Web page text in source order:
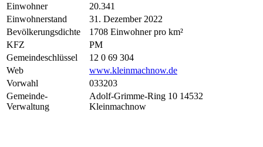
Einwohner
20.341
Einwohnerstand
31. Dezember 2022
Bevölkerungsdichte
1708 Einwohner pro km²
KFZ
PM
Gemeindeschlüssel
12 0 69 304
Web
www.kleinmachnow.de
Vorwahl
033203
Gemeinde-
Verwaltung
Adolf-Grimme-Ring 10 14532
Kleinmachnow